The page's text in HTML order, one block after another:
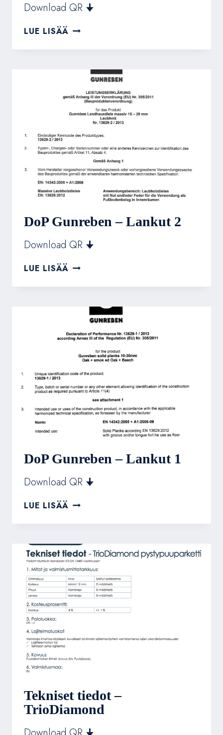
Download QR 🠋
LUE LISÄÄ OHJEISTO,
TAI
LIIMATTAVAT
LATTIAT
DoP Gunreben – Lankut 2
Download QR 🠋
LUE LISÄÄ DOP
–
DoP Gunreben – Lankut 1
Download QR 🠋
LUE LISÄÄ DOP
–
1
Tekniset tiedot –
TrioDiamond